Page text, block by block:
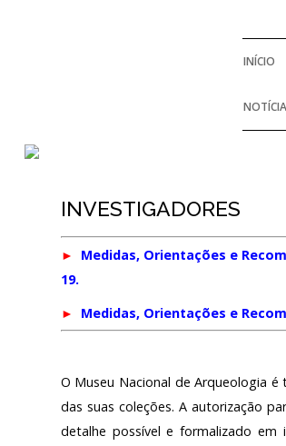
INÍCIO
INVESTIGADORES
►
Medidas, Orientações e
19.
►
Medidas, Orientações e
O Museu Nacional de Arqueologia
das suas coleções. A autorização
detalhe possível e formalizado em